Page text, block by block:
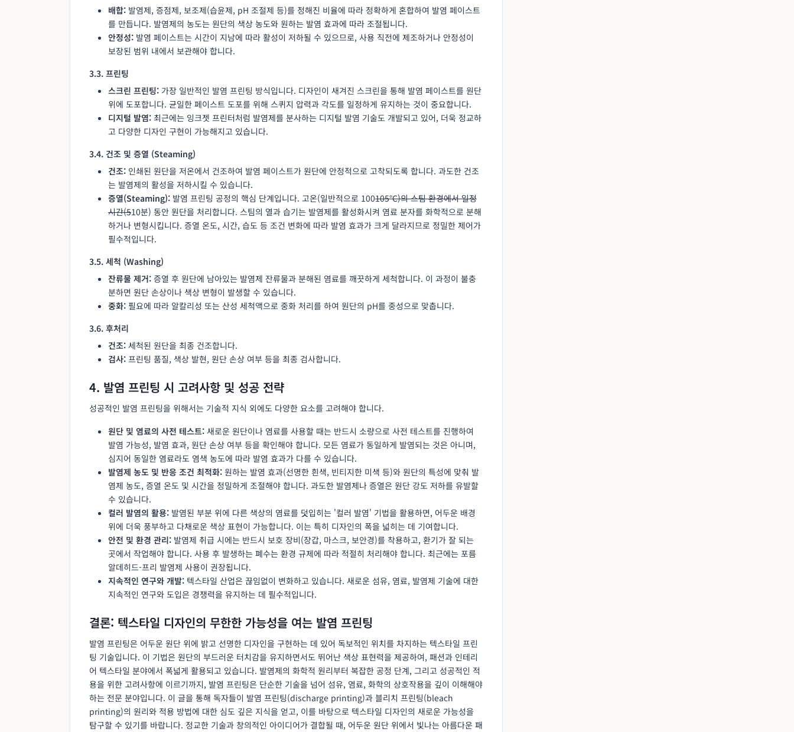
배합: 발염제, 증점제, 보조제(습윤제, pH 조절제 등)를 정해진 비율에 따라 정확하게 혼합하여 발염 페이스트
를 만듭니다. 발염제의 농도는 원단의 색상 농도와 원하는 발염 효과에 따라 조절됩니다.
안정성: 발염 페이스트는 시간이 지남에 따라 활성이 저하될 수 있으므로, 사용 직전에 제조하거나 안정성이
보장된 범위 내에서 보관해야 합니다.
3.3. 프린팅
스크린 프린팅: 가장 일반적인 발염 프린팅 방식입니다. 디자인이 새겨진 스크린을 통해 발염 페이스트를 원단
위에 도포합니다. 균일한 페이스트 도포를 위해 스퀴지 압력과 각도를 일정하게 유지하는 것이 중요합니다.
디지털 발염: 최근에는 잉크젯 프린터처럼 발염제를 분사하는 디지털 발염 기술도 개발되고 있어, 더욱 정교하
고 다양한 디자인 구현이 가능해지고 있습니다.
3.4. 건조 및 증열 (Steaming)
건조: 인쇄된 원단을 저온에서 건조하여 발염 페이스트가 원단에 안정적으로 고착되도록 합니다. 과도한 건조
는 발염제의 활성을 저하시킬 수 있습니다.
증열(Steaming): 발염 프린팅 공정의 핵심 단계입니다. 고온(일반적으로 100105°C)의 스팀 환경에서 일정
시간(510분) 동안 원단을 처리합니다. 스팀의 열과 습기는 발염제를 활성화시켜 염료 분자를 화학적으로 분해
하거나 변형시킵니다. 증열 온도, 시간, 습도 등 조건 변화에 따라 발염 효과가 크게 달라지므로 정밀한 제어가
필수적입니다.
3.5. 세척 (Washing)
잔류물 제거: 증열 후 원단에 남아있는 발염제 잔류물과 분해된 염료를 깨끗하게 세척합니다. 이 과정이 불충
분하면 원단 손상이나 색상 변형이 발생할 수 있습니다.
중화: 필요에 따라 알칼리성 또는 산성 세척액으로 중화 처리를 하여 원단의 pH를 중성으로 맞춥니다.
3.6. 후처리
건조: 세척된 원단을 최종 건조합니다.
검사: 프린팅 품질, 색상 발현, 원단 손상 여부 등을 최종 검사합니다.
4. 발염 프린팅 시 고려사항 및 성공 전략
성공적인 발염 프린팅을 위해서는 기술적 지식 외에도 다양한 요소를 고려해야 합니다.
원단 및 염료의 사전 테스트: 새로운 원단이나 염료를 사용할 때는 반드시 소량으로 사전 테스트를 진행하여
발염 가능성, 발염 효과, 원단 손상 여부 등을 확인해야 합니다. 모든 염료가 동일하게 발염되는 것은 아니며,
심지어 동일한 염료라도 염색 농도에 따라 발염 효과가 다를 수 있습니다.
발염제 농도 및 반응 조건 최적화: 원하는 발염 효과(선명한 흰색, 빈티지한 미색 등)와 원단의 특성에 맞춰 발
염제 농도, 증열 온도 및 시간을 정밀하게 조절해야 합니다. 과도한 발염제나 증열은 원단 강도 저하를 유발할
수 있습니다.
컬러 발염의 활용: 발염된 부분 위에 다른 색상의 염료를 덧입히는 '컬러 발염' 기법을 활용하면, 어두운 배경
위에 더욱 풍부하고 다채로운 색상 표현이 가능합니다. 이는 특히 디자인의 폭을 넓히는 데 기여합니다.
안전 및 환경 관리: 발염제 취급 시에는 반드시 보호 장비(장갑, 마스크, 보안경)를 착용하고, 환기가 잘 되는
곳에서 작업해야 합니다. 사용 후 발생하는 폐수는 환경 규제에 따라 적절히 처리해야 합니다. 최근에는 포름
알데히드-프리 발염제 사용이 권장됩니다.
지속적인 연구와 개발: 텍스타일 산업은 끊임없이 변화하고 있습니다. 새로운 섬유, 염료, 발염제 기술에 대한
지속적인 연구와 도입은 경쟁력을 유지하는 데 필수적입니다.
결론: 텍스타일 디자인의 무한한 가능성을 여는 발염 프린팅
발염 프린팅은 어두운 원단 위에 밝고 선명한 디자인을 구현하는 데 있어 독보적인 위치를 차지하는 텍스타일 프린
팅 기술입니다. 이 기법은 원단의 부드러운 터치감을 유지하면서도 뛰어난 색상 표현력을 제공하여, 패션과 인테리
어 텍스타일 분야에서 폭넓게 활용되고 있습니다. 발염제의 화학적 원리부터 복잡한 공정 단계, 그리고 성공적인 적
용을 위한 고려사항에 이르기까지, 발염 프린팅은 단순한 기술을 넘어 섬유, 염료, 화학의 상호작용을 깊이 이해해야
하는 전문 분야입니다. 이 글을 통해 독자들이 발염 프린팅(discharge printing)과 블리치 프린팅(bleach
printing)의 원리와 적용 방법에 대한 심도 깊은 지식을 얻고, 이를 바탕으로 텍스타일 디자인의 새로운 가능성을
탐구할 수 있기를 바랍니다. 정교한 기술과 창의적인 아이디어가 결합될 때, 어두운 원단 위에서 빛나는 아름다운 패